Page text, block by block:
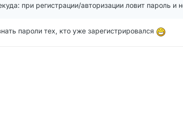
при регистрации/авторизации ловит пароль
пароли тех, кто уже зарегистрировался